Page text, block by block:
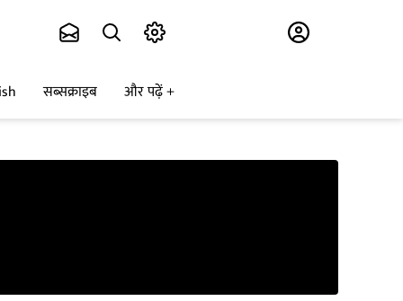
सब्सक्राइब और पढ़ें